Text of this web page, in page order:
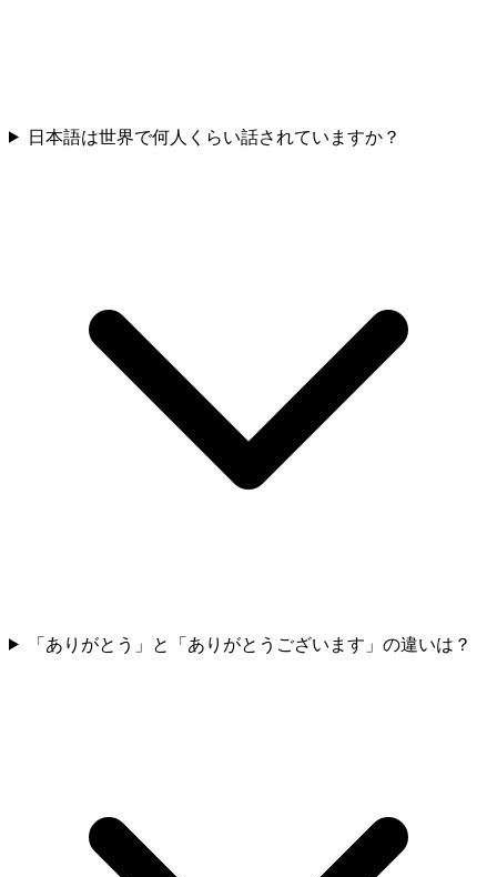
日本語は世界で何人くらい話されていますか？
「ありがとう」と「ありがとうございます」の違いは？